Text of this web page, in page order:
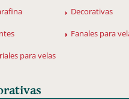
Decorativas
Fanales para
para velas